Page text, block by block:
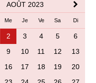
AOÛT 2023
Me Je Ve Sa Di
2 3 4 5
6
9 10 11 12
13
16 17 18 19
20